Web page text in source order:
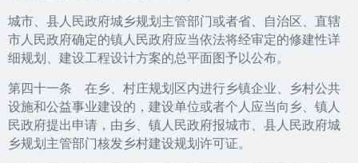
城市、县人民政府城乡规划主管部门或者省、自治区、直辖
市人民政府确定的镇人民政府应当依法将经审定的修建性详
细规划、建设工程设计方案的总平面图予以公布。
第四十一条 在乡、村庄规划区内进行乡镇企业、乡村公共
设施和公益事业建设的，建设单位或者个人应当向乡、镇人
民政府提出申请，由乡、镇人民政府报城市、县人民政府城
乡规划主管部门核发乡村建设规划许可证。